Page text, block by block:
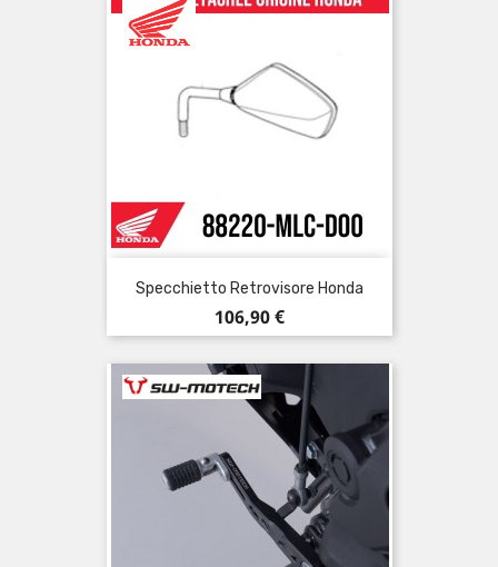
Specchietto Retrovisore Honda
Prezzo
106,90 €